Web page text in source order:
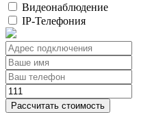
Видеонаблюдение
IP-Телефония
Рассчитать стоимость